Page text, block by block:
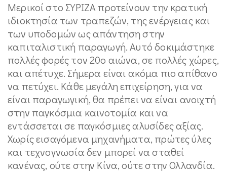
Μερικοί στο ΣΥΡΙΖΑ προτείνουν την κρατική
ιδιοκτησία των τραπεζών, της ενέργειας και
των υποδομών ως απάντηση στην
καπιταλιστική παραγωγή. Αυτό δοκιμάστηκε
πολλές φορές τον 20ο αιώνα, σε πολλές χώρες,
και απέτυχε. Σήμερα είναι ακόμα πιο απίθανο
να πετύχει. Κάθε μεγάλη επιχείρηση, για να
είναι παραγωγική, θα πρέπει να είναι ανοιχτή
στην παγκόσμια καινοτομία και να
εντάσσεται σε παγκόσμιες αλυσίδες αξίας.
Χωρίς εισαγόμενα μηχανήματα, πρώτες ύλες
και τεχνογνωσία δεν μπορεί να σταθεί
κανένας, ούτε στην Κίνα, ούτε στην Ολλανδία.